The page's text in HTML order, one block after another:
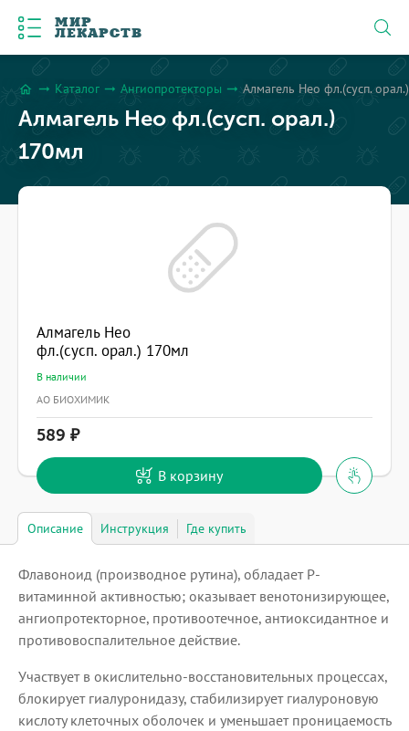
МИР
ЛЕКАРСТВ
home arrow_right_alt Каталог arrow_right_alt Ангиопротекторы arrow_right_alt Алмагель Нео фл.(сусп.
Алмагель Нео фл.(сусп. орал.)
170мл
Алмагель Нео
фл.(сусп. орал.) 170мл
В наличии
АО БИОХИМИК
589
В корзину
Описание Инструкция Где купить
Флавоноид (производное рутина), обладает Р-
витаминной активностью; оказывает венотонизирующее,
ангиопротекторное, противоотечное, антиоксидантное и
противовоспалительное действие.
Участвует в окислительно-восстановительных процессах,
блокирует гиалуронидазу, стабилизирует гиалуроновую
кислоту клеточных оболочек и уменьшает проницаемость